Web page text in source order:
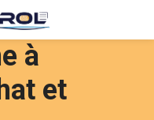
à
et